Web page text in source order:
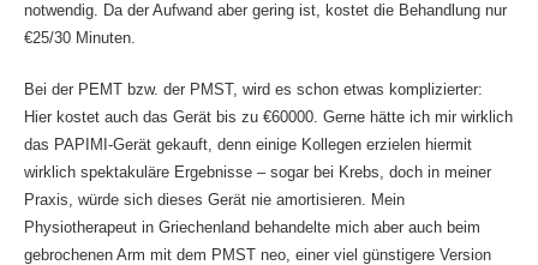
notwendig. Da der Aufwand aber gering ist, kostet die Behandlung nur
€25/30 Minuten.
Bei der PEMT bzw. der PMST, wird es schon etwas komplizierter:
Hier kostet auch das Gerät bis zu €60000. Gerne hätte ich mir wirklich
das PAPIMI-Gerät gekauft, denn einige Kollegen erzielen hiermit
wirklich spektakuläre Ergebnisse – sogar bei Krebs, doch in meiner
Praxis, würde sich dieses Gerät nie amortisieren. Mein
Physiotherapeut in Griechenland behandelte mich aber auch beim
gebrochenen Arm mit dem PMST neo, einer viel günstigere Version